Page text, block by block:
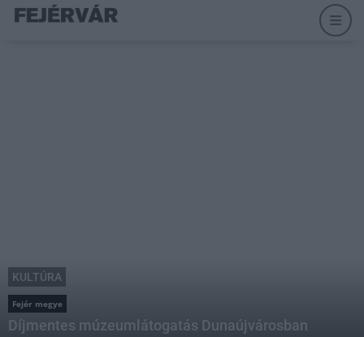
KULTÚRA
Fejér megye
Díjmentes múzeumlátogatás Dunaújvárosban